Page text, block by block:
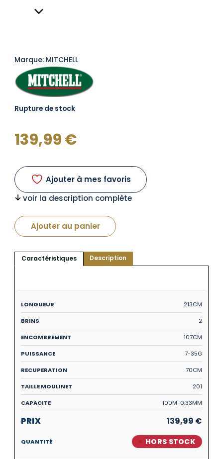
Marque: MITCHELL
Rupture de stock
139,99€
Ajouter à mes favoris
voir la description complète
Ajouter au panier
Caractéristiques Description
213CM
2
107CM
7-35G
70CM
201
100M-0.33MM
139,99 €
HORS STOCK